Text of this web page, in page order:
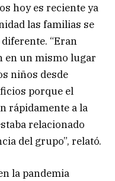
hoy es reciente ya
las familias se
“Eran
en un mismo lugar
niños desde
porque el
rápidamente a la
relacionado
del grupo”, relató.
la pandemia